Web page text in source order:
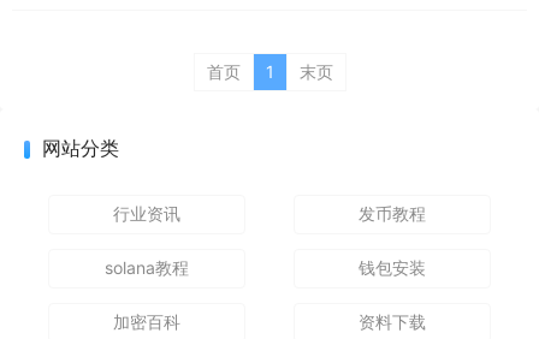
首页 1 末页
网站分类
行业资讯 发币教程
solana教程 钱包安装
加密百科 资料下载